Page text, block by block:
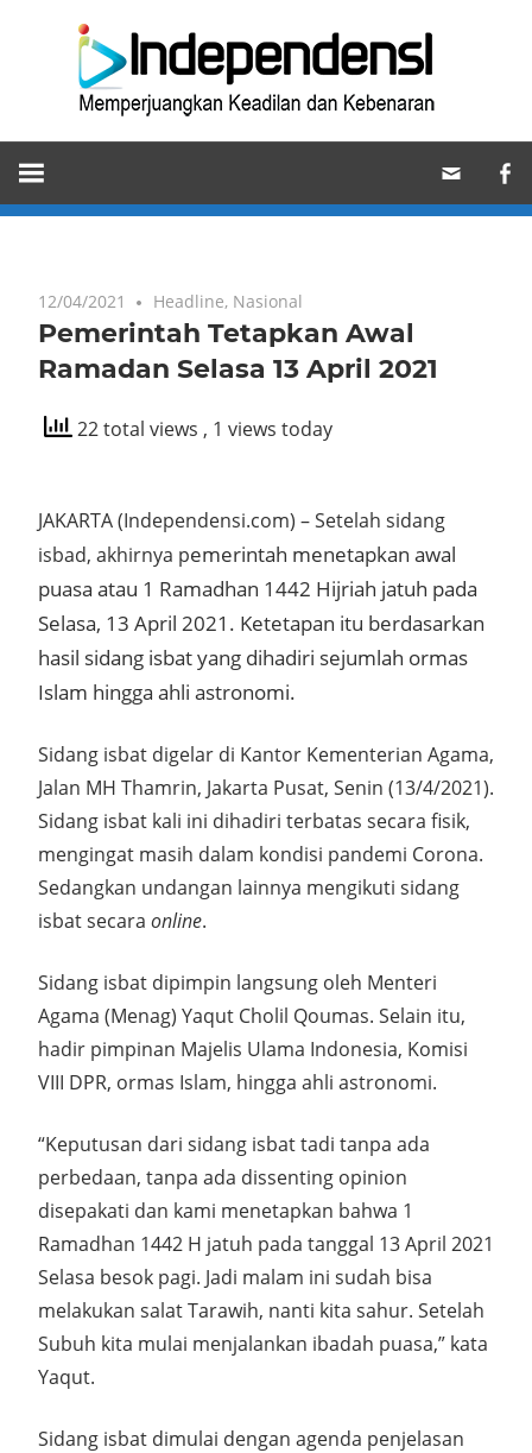
Memperjuangkan
Keadilan
dan
12/04/2021 Headline, Nasional
Pemerintah Tetapkan Awal
Ramadan Selasa 13 April 2021
22 total views , 1 views today
JAKARTA (Independensi.com) – Setelah sidang
isbad, akhirnya pemerintah menetapkan awal
puasa atau 1 Ramadhan 1442 Hijriah jatuh pada
Selasa, 13 April 2021. Ketetapan itu berdasarkan
hasil sidang isbat yang dihadiri sejumlah ormas
Islam hingga ahli astronomi.
Sidang isbat digelar di Kantor Kementerian Agama,
Jalan MH Thamrin, Jakarta Pusat, Senin (13/4/2021).
Sidang isbat kali ini dihadiri terbatas secara fisik,
mengingat masih dalam kondisi pandemi Corona.
Sedangkan undangan lainnya mengikuti sidang
isbat secara online.
Sidang isbat dipimpin langsung oleh Menteri
Agama (Menag) Yaqut Cholil Qoumas. Selain itu,
hadir pimpinan Majelis Ulama Indonesia, Komisi
VIII DPR, ormas Islam, hingga ahli astronomi.
“Keputusan dari sidang isbat tadi tanpa ada
perbedaan, tanpa ada dissenting opinion
disepakati dan kami menetapkan bahwa 1
Ramadhan 1442 H jatuh pada tanggal 13 April 2021
Selasa besok pagi. Jadi malam ini sudah bisa
melakukan salat Tarawih, nanti kita sahur. Setelah
Subuh kita mulai menjalankan ibadah puasa,” kata
Yaqut.
Sidang isbat dimulai dengan agenda penjelasan